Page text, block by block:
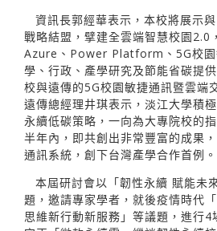
資訊長郭經華表示，本校將展示
戰略結盟，擘建全雲端智慧校園2.0
Azure、Power Platform、5G校園
學、行政、產學研究及節能省碳提
校與遠傳的5G校園敏捷通訊暨雲端
遠傳總經理井琪表示，淡江大學積
永續低碳策略，一向為大專院校的
半年內，即共創出非常豐富的成果
通訊系統，創下台灣產學合作首例。
本屆研討會以「韌性永續 賦能未
題，邀請專家學者，就後疫情時代
思維新行動新服務」等議題，進行